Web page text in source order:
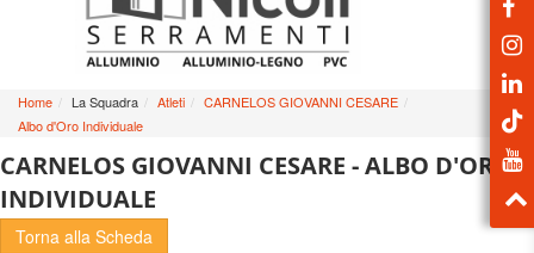
Home / La Squadra / Atleti / CARNELOS GIOVANNI CESARE /
Albo d'Oro Individuale
CARNELOS GIOVANNI CESARE - ALBO D'ORO
INDIVIDUALE
Torna alla Scheda